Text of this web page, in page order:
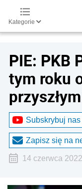
Kategorie
PIE: PKB
tym roku
Subskrybuj
Zapisz się na
14 czerwca